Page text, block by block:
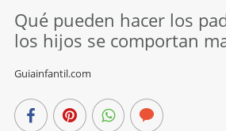
Qué pueden hacer los
los hijos se comportan
Guiainfantil.com